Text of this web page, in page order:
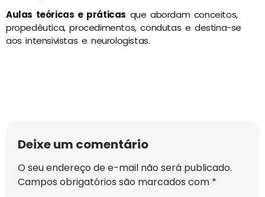
Aulas teóricas e práticas que abordam conceitos,
propedêutica, procedimentos, condutas e destina-se
aos intensivistas e neurologistas.
Deixe um comentário
O seu endereço de e-mail não será publicado.
Campos obrigatórios são marcados com *